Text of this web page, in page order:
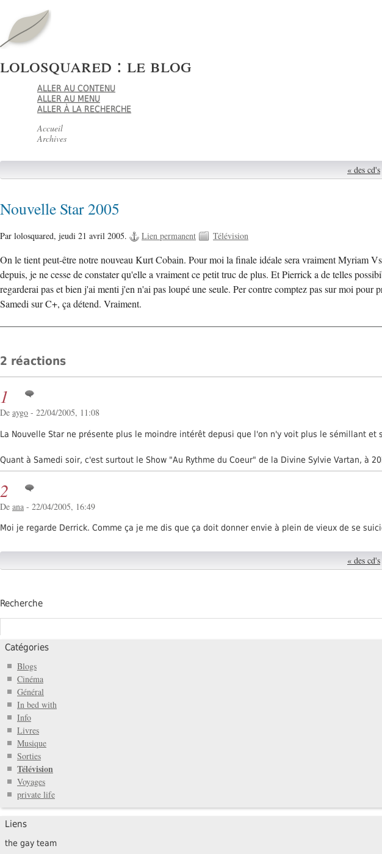
lolosquared : le blog
ALLER AU CONTENU
ALLER AU MENU
ALLER À LA RECHERCHE
Accueil
Archives
« des cd's
Nouvelle Star 2005
Par lolosquared, jeudi 21 avril 2005. Lien permanent Télévision
On le tient peut-être notre nouveau Kurt Cobain. Pour moi la finale idéale sera vraiment Myriam
depuis, je ne cesse de constater qu'elle a vraiment ce petit truc de plus. Et Pierrick a de telles
regarderai pas et bien j'ai menti j'en n'ai pas loupé une seule. Per contre comptez pas sur moi
Samedi sur C+, ça détend. Vraiment.
2 réactions
1
De aygo - 22/04/2005, 11:08
La Nouvelle Star ne présente plus le moindre intérêt depusi que l'on n'y voit plus le sémillant et
Quant à Samedi soir, c'est surtout le Show "Au Rythme du Coeur" de la Divine Sylvie Vartan, à
2
De ana - 22/04/2005, 16:49
Moi je regarde Derrick. Comme ça je me dis que ça doit donner envie à plein de vieux de se
« des cd's
Recherche
Catégories
Blogs
Cinéma
Général
In bed with
Info
Livres
Musique
Sorties
Télévision
Voyages
private life
Liens
the gay team